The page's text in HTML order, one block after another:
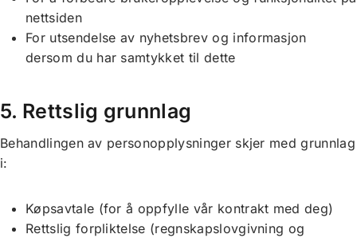
nettsiden
For utsendelse av nyhetsbrev og informasjon
dersom du har samtykket til dette
5. Rettslig grunnlag
Behandlingen av personopplysninger skjer med grunnlag
i:
Køpsavtale (for å oppfylle vår kontrakt med deg)
Rettslig forpliktelse (regnskapslovgivning og